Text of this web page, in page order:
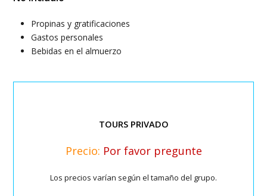
Propinas y gratificaciones
Gastos personales
Bebidas en el almuerzo
TOURS PRIVADO
Precio: Por favor pregunte
Los precios varían según el tamaño del grupo.